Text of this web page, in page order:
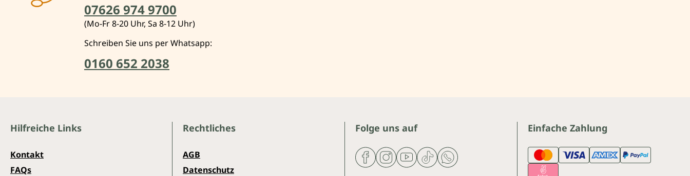
07626 974 9700
(Mo-Fr 8-20 Uhr, Sa 8-12 Uhr)
Schreiben Sie uns per Whatsapp:
0160 652 2038
Folge uns auf Einfache Zahlung
Hilfreiche Links
Kontakt
FAQs
Rechtliches
AGB
Datenschutz